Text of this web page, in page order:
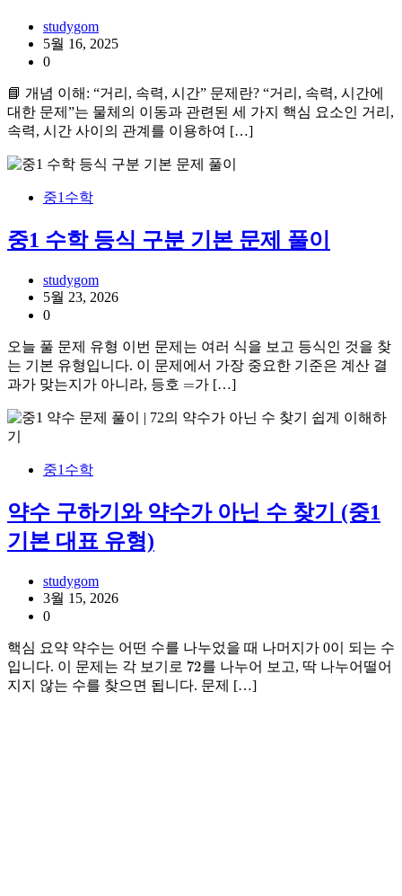
studygom
5월 16, 2025
0
📘 개념 이해: “거리, 속력, 시간” 문제란? “거리, 속력, 시간에
대한 문제”는 물체의 이동과 관련된 세 가지 핵심 요소인 거리,
속력, 시간 사이의 관계를 이용하여 […]
중1수학
중1 수학 등식 구분 기본 문제 풀이
studygom
5월 23, 2026
0
오늘 풀 문제 유형 이번 문제는 여러 식을 보고 등식인 것을 찾
는 기본 유형입니다. 이 문제에서 가장 중요한 기준은 계산 결
과가 맞는지가 아니라, 등호
= 가 […]
중1수학
약수 구하기와 약수가 아닌 수 찾기 (중1
기본 대표 유형)
studygom
3월 15, 2026
0
핵심 요약 약수는 어떤 수를 나누었을 때 나머지가 0이 되는 수
입니다. 이 문제는 각 보기로 72를 나누어 보고, 딱 나누어떨어
지지 않는 수를 찾으면 됩니다. 문제 […]